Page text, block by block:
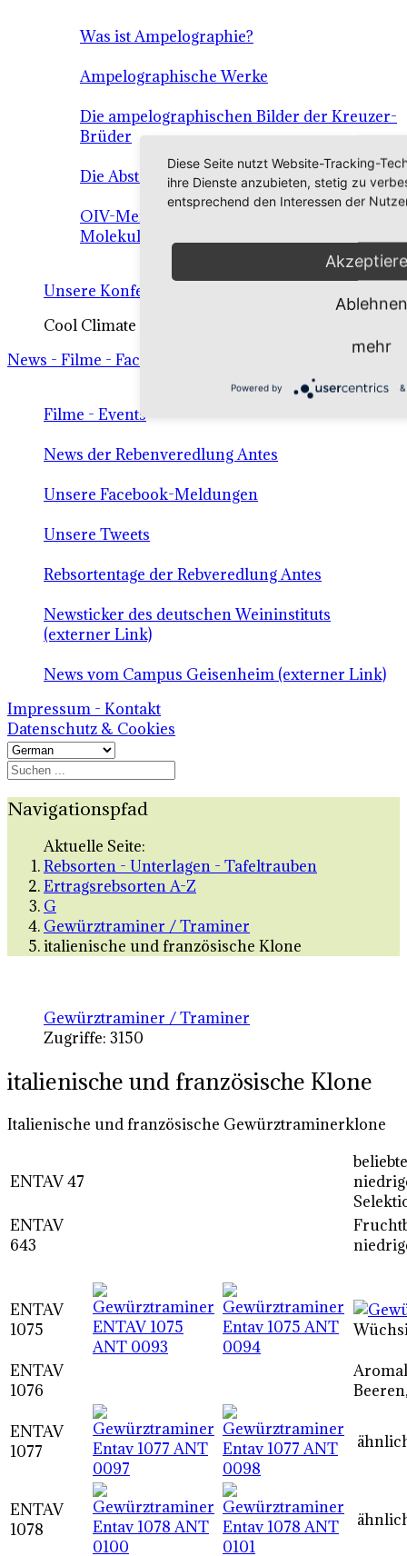
Was ist Ampelographie?
Ampelographische Werke
Die ampelographischen Bilder der Kreuzer-
Brüder
Die Abstammung der Reben
OIV-Merkmalsliste der Reben
Molekulare Ampelographie
Unsere Konferenz
Cool Climate Customers Conference
News - Filme - Facebook - Twitter
Filme - Events
News der Rebenveredlung Antes
Unsere Facebook-Meldungen
Unsere Tweets
Rebsortentage der Rebveredlung Antes
Newsticker des deutschen Weininstituts
(externer Link)
News vom Campus Geisenheim (externer Link)
Impressum - Kontakt
Datenschutz & Cookies
Navigationspfad
Aktuelle Seite:
Rebsorten - Unterlagen - Tafeltrauben
Ertragsrebsorten A-Z
G
Gewürztraminer / Traminer
italienische und französische Klone
Gewürztraminer / Traminer
Zugriffe: 3150
italienische und französische Klone
Italienische und französische Gewürztraminerklone
ENTAV 47
ENTAV
643
ENTAV
1075
ENTAV
1076
ENTAV
1077
ENTAV
1078
Diese Seite nutzt Website-Tracking-
ihre Dienste anzubieten, stetig zu
entsprechend den Interessen der
Ablehnen
mehr
Powered by &